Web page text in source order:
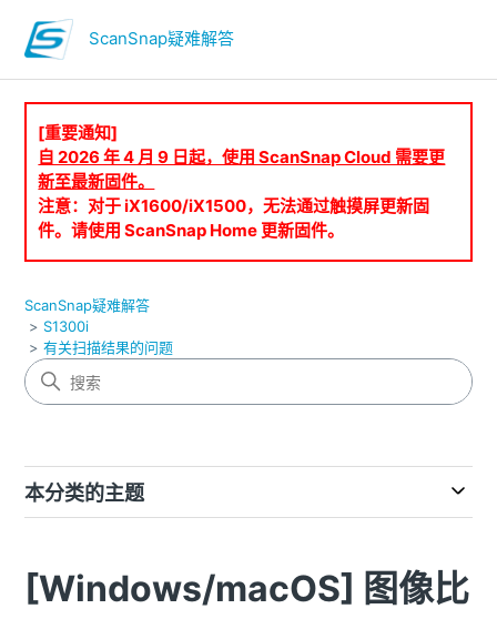
ScanSnap疑难解答
[重要通知]
自 2026 年 4 月 9 日起，使用 ScanSnap Cloud 需要更
新至最新固件。
注意：对于 iX1600/iX1500，无法通过触摸屏更新固
件。请使用 ScanSnap Home 更新固件。
ScanSnap疑难解答
S1300i
有关扫描结果的问题
本分类的主题
[Windows/macOS] 图像比